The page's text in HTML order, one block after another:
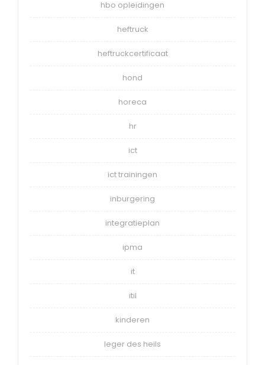
hbo opleidingen
heftruck
heftruckcertificaat
hond
horeca
hr
ict
ict trainingen
inburgering
integratieplan
ipma
it
itil
kinderen
leger des heils